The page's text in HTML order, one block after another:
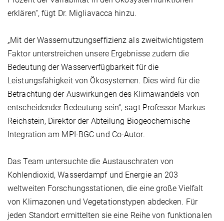
erklären“, fügt Dr. Migliavacca hinzu.
„Mit der Wassernutzungseffizienz als zweitwichtigstem
Faktor unterstreichen unsere Ergebnisse zudem die
Bedeutung der Wasserverfügbarkeit für die
Leistungsfähigkeit von Ökosystemen. Dies wird für die
Betrachtung der Auswirkungen des Klimawandels von
entscheidender Bedeutung sein“, sagt Professor Markus
Reichstein, Direktor der Abteilung Biogeochemische
Integration am MPI-BGC und Co-Autor.
Das Team untersuchte die Austauschraten von
Kohlendioxid, Wasserdampf und Energie an 203
weltweiten Forschungsstationen, die eine große Vielfalt
von Klimazonen und Vegetationstypen abdecken. Für
jeden Standort ermittelten sie eine Reihe von funktionalen